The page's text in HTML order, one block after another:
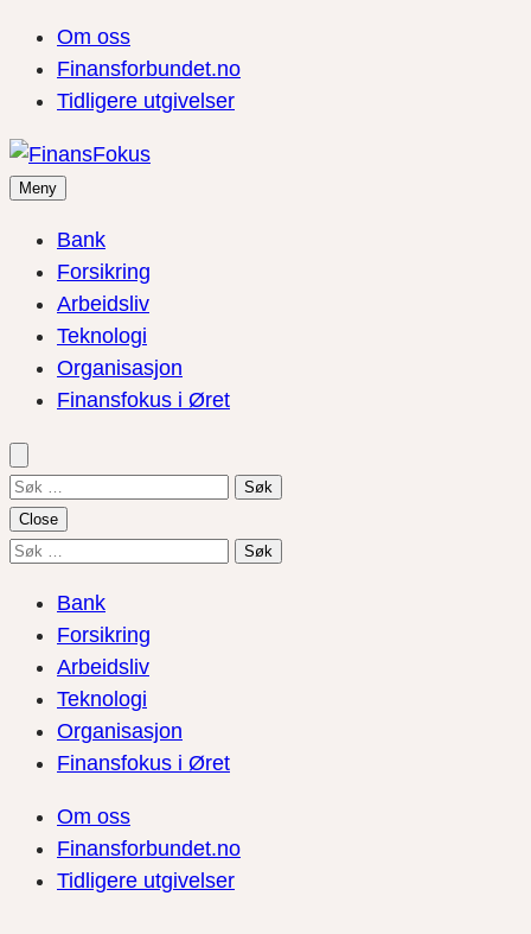
Om oss
Finansforbundet.no
Tidligere utgivelser
Meny
Bank
Forsikring
Arbeidsliv
Teknologi
Organisasjon
Finansfokus i Øret
Søk
etter:
Close
Søk
Bank
Forsikring
Arbeidsliv
Teknologi
Organisasjon
Finansfokus i Øret
Om oss
Finansforbundet.no
Tidligere utgivelser